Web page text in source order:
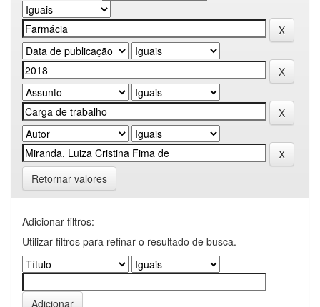
Retornar valores
Adicionar filtros:
Utilizar filtros para refinar o resultado de busca.